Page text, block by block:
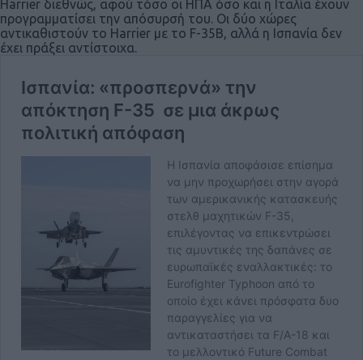
Harrier διεθνώς, αφού τόσο οι ΗΠΑ όσο και η Ιταλία έχουν
προγραμματίσει την απόσυρσή του. Οι δύο χώρες
αντικαθιστούν το Harrier με το F-35B, αλλά η Ισπανία δεν
έχει πράξει αντίστοιχα.